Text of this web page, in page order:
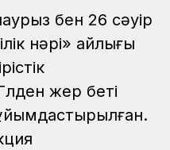
бен 26 сәуір
нәрі» айлығы
жер беті